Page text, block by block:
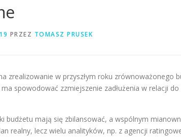
PRZEZ TOMASZ PRUSEK
zrealizowanie w przyszłym roku zrównoważonego
spowodować zzmiejszenie zadłużenia w relacji
budżetu mają się zbilansować, a wspólnym
realny, lecz wielu analityków, np. z agencji